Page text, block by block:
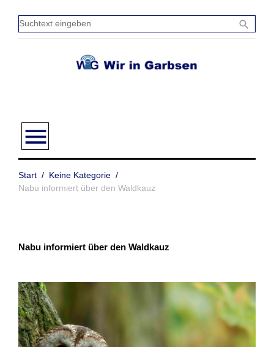
Inhalt
springen
search
menu
Start / Keine Kategorie /
Nabu informiert über den Waldkauz
Nabu informiert über den Waldkauz